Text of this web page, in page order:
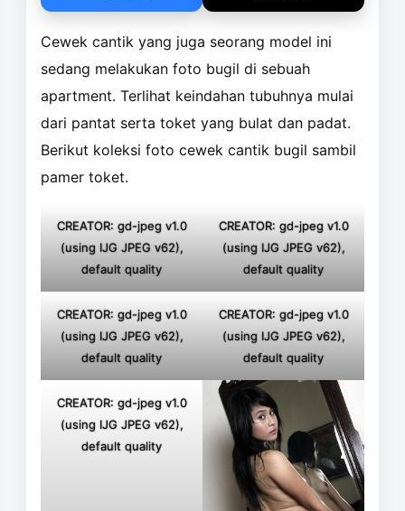
Cewek cantik yang juga seorang model ini
sedang melakukan foto bugil di sebuah
apartment. Terlihat keindahan tubuhnya mulai
dari pantat serta toket yang bulat dan padat.
Berikut koleksi foto cewek cantik bugil sambil
pamer toket.
CREATOR: gd-jpeg v1.0
(using IJG JPEG v62),
default quality
CREATOR: gd-jpeg v1.0
(using IJG JPEG v62),
default quality
CREATOR: gd-jpeg v1.0
(using IJG JPEG v62),
default quality
CREATOR: gd-jpeg v1.0
(using IJG JPEG v62),
default quality
CREATOR: gd-jpeg v1.0
(using IJG JPEG v62),
default quality